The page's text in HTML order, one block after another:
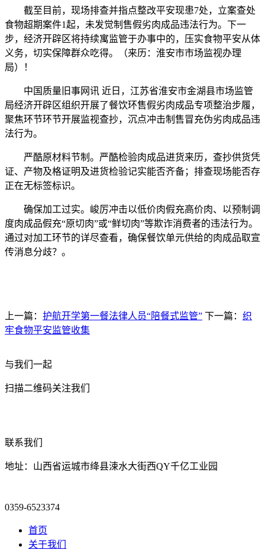
截至目前，现场排查并指点整改平安现患7处，立案查处
食物超期案件1起，未发觉制售假劣肉成品违法行为。下一
步，经济开辟区将持续寓监管于办事中的，压实食物平安从体
义务，切实保障群众吃得。（来历：淮安市市场监视办理
局）！
中国质量旧事网讯 近日，江苏省淮安市金湖县市场监管
局经济开辟区组织开展了餐饮环售假劣肉成品专项整治步履，
聚焦环节环节开展监视查抄，沉点冲击制售冒充伪劣肉成品违
法行为。
严酷原材料节制。严酷检验肉成品进货来历，查抄供货凭
证、产物及格证明及进货检验记实能否齐备；排查现场能否存
正在无标签标识。
确保加工过实。峻厉冲击以低价肉假充高价肉、以预制调
度肉成品假充“原切肉”或“鲜切肉”等欺诈消费者的违法行为。
通过对加工环节的详尽查看，确保餐饮单元供给的肉成品取宣
传消息分歧？。
上一篇： 护航开学第一餐法律人员“陪餐式监管” 下一篇： 织
牢食物平安监管收集
与我们一起
扫描二维码关注我们
联系我们
地址：山西省运城市绛县涑水大街西QY千亿工业园
0359-6523374
首页
关于我们